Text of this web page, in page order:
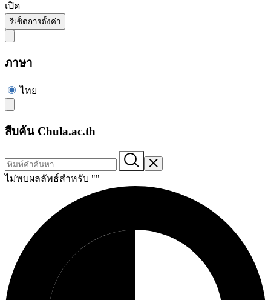
เปิด
รีเซ็ตการตั้งค่า
ภาษา
ไทย
สืบค้น Chula.ac.th
ไม่พบผลลัพธ์สำหรับ ""